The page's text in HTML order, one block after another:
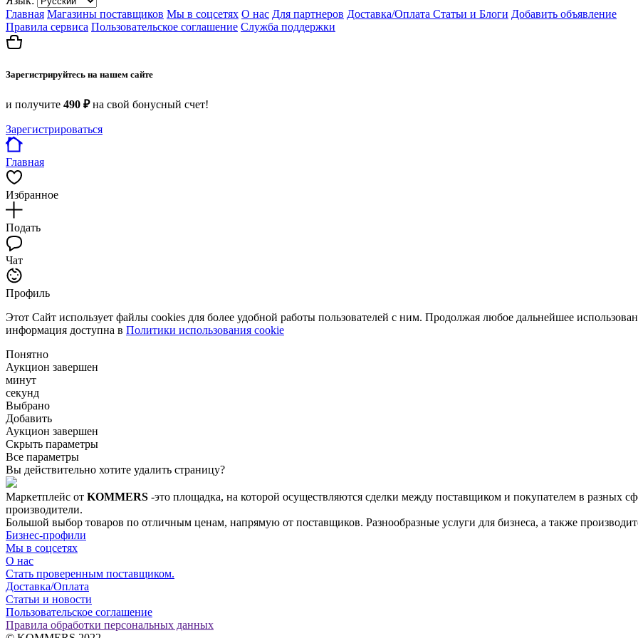
Главная Магазины поставщиков Мы в соцсетях О нас Для партнеров Доставка/Оплата Статьи и Блоги Добавить объявление
Правила сервиса Пользовательское соглашение Служба поддержки
Зарегистрируйтесь на нашем сайте
и получите 490 ₽на свой бонусный счет!
Зарегистрироваться
Главная
Избранное
Подать
Чат
Профиль
Этот Сайт использует файлы cookies для более удобной работы пользователей с ним. Продолжая любое дальнейшее
информация доступна в Политики использования cookie
Понятно
Аукцион завершен
минут
секунд
Выбрано
Добавить
Аукцион завершен
Скрыть параметры
Все параметры
Вы действительно хотите удалить страницу?
Маркетплейс от KOMMERS -это площадка, на которой осуществляются сделки между поставщиком и покупателем в разных
производители.
Большой выбор товаров по отличным ценам, напрямую от поставщиков. Разнообразные услуги для бизнеса, а также
Бизнес-профили
Мы в соцсетях
О нас
Стать проверенным поставщиком.
Доставка/Оплата
Статьи и новости
Пользовательское соглашение
Правила обработки персональных данных